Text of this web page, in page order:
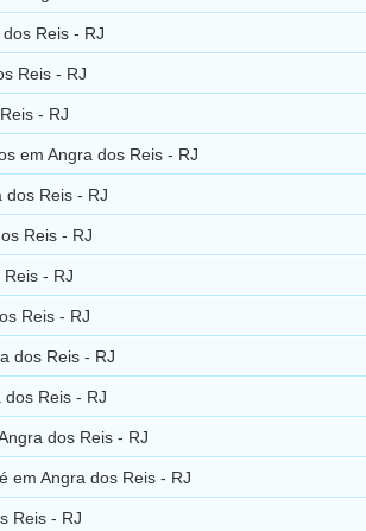
Reis - RJ
Reis - RJ
- RJ
em Angra dos Reis - RJ
dos Reis - RJ
Reis - RJ
- RJ
Reis - RJ
dos Reis - RJ
dos Reis - RJ
dos Reis - RJ
em Angra dos Reis - RJ
Reis - RJ